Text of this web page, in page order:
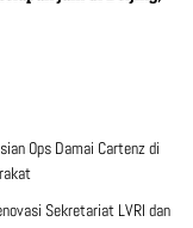
Ops Damai Cartenz di
Sekretariat LVRI dan